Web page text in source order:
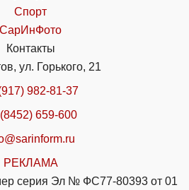
Спорт
СарИнФото
Контакты
ул. Горького, 21
982-81-37
659-600
РЕКЛАМА
серия Эл № ФС77-80393 от 01